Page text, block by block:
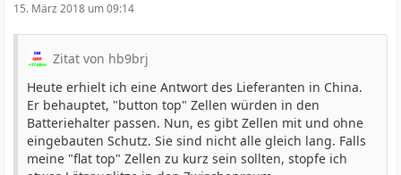
15. März 2018 um 09:14
Zitat von hb9brj
Heute erhielt ich eine Antwort des Lieferanten in China.
Er behauptet, "button top" Zellen würden in den
Batteriehalter passen. Nun, es gibt Zellen mit und ohne
eingebauten Schutz. Sie sind nicht alle gleich lang. Falls
meine "flat top" Zellen zu kurz sein sollten, stopfe ich